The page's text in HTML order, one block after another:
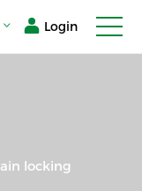
Login
locking